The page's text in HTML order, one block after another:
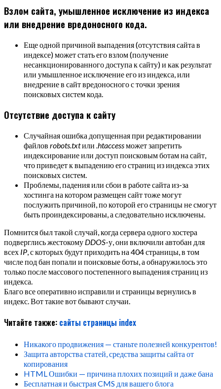
Взлом сайта, умышленное исключение из индекса
или внедрение вредоносного кода.
Еще одной причиной выпадения (отсутствия сайта в
индексе) может стать его взлом (получение
несанкционированного доступа к сайту) и как результат
или умышленное исключение его из индекса, или
внедрение в сайт вредоносного с точки зрения
поисковых систем кода.
Отсутствие доступа к сайту
Случайная ошибка допущенная при редактировании
файлов robots.txtили .htaccessможет запретить
индексирование или доступ поисковым ботам на сайт,
что приведет к выпадению его страниц из индекса этих
поисковых систем.
Проблемы, падения или сбои в работе сайта из-за
хостинга на котором размещен сайт тоже могут
послужить причиной, по которой его страницы не смогут
быть проиндексированы, а следовательно исключены.
Помнится был такой случай, когда сервера одного хостера
подверглись жестокому DDOS-у, они включили автобан для
всех IP, с которых будут приходить на 404 страницы, в том
числе под бан попали и поисковые боты, а обнаружилось это
только после массового постепенного выпадения страниц из
индекса.
Благо все оперативно исправили и страницы вернулись в
индекс. Вот такие вот бывают случаи.
Читайте также: сайты страницы index
Никакого продвижения — станьте полезней конкурентов!
Защита авторства статей, средства защиты сайта от
копирования
HTML Ошибки — причина плохих позиций и даже бана
Бесплатная и быстрая CMS для вашего блога